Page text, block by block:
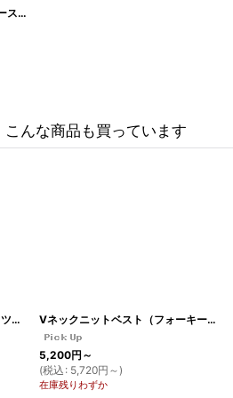
異素材ミックストップス ワンピースデザイン（ストーンベージュ×ホワイト）
んな商品も買っています
コットンリネンのボーダーTシャツ（生成り×ホワイトボーダー） [TS24]
Vネックニットベスト（フォーキーレッド）
5,200円 ～
(税込 : 5,720円 ～)
在庫残りわずか